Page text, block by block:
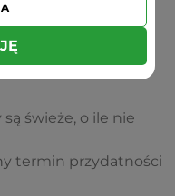
świeże, o ile nie
termin przydatności